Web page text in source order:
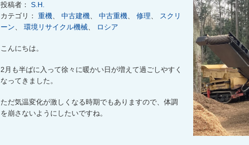
投稿者：
S.H.
カテゴリ： 重機 中古建機 中古重機 修理
スクリ
ーン
環境リサイクル機械 ロシア
こんにちは。
2 月も半ばに入って徐々に暖かい日が増えて過ごしやすく
なってきました。
ただ気温変化が激しくなる時期でもありますので、体調
を崩さないようにしたいですね。